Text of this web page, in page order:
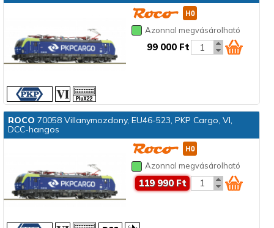
Azonnal megvásárolható
99 000 Ft
ROCO 70058 Villanymozdony, EU46-523, PKP Cargo, VI,
DCC-hangos
Azonnal megvásárolható
119 990 Ft